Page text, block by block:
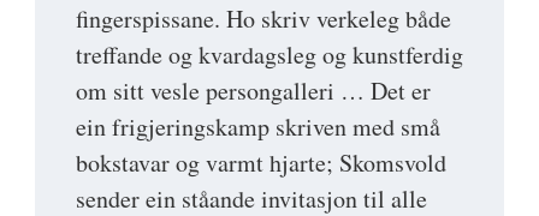
fingerspissane. Ho skriv verkeleg både
treffande og kvardagsleg og kunstferdig
om sitt vesle persongalleri … Det er
ein frigjeringskamp skriven med små
bokstavar og varmt hjarte; Skomsvold
sender ein ståande invitasjon til alle